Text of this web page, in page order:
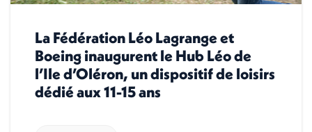
La Fédération Léo Lagrange et
Boeing inaugurent le Hub Léo de
l’Ile d’Oléron, un dispositif de loisirs
dédié aux 11-15 ans